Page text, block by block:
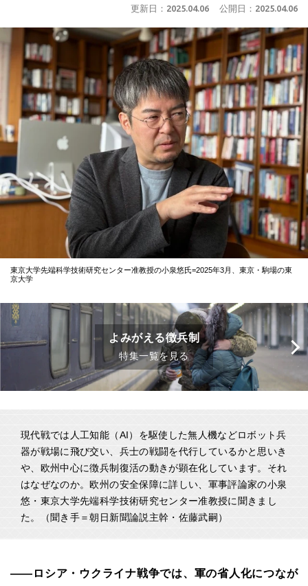
更新日： 2025.04.06 公開日： 2025.04.06
東京大学先端科学技術研究センター准教授の小泉悠氏=2025年3月、東京・駒場の東
京大学
よみがえる徴兵制
特集一覧を見る
現代戦では人工知能（AI）を駆使した無人機などロボット兵
器が戦場に飛び交い、兵士の戦闘を代行しているかと思いき
や、欧州中心に徴兵制復活の動きが顕在化しています。それ
はなぜなのか。欧州の安全保障に詳しい、軍事評論家の小泉
悠・東京大学先端科学技術研究センター准教授に聞きまし
た。（聞き手＝朝日新聞論説主幹・佐藤武嗣）
――ロシア・ウクライナ戦争では、軍の省人化につなが